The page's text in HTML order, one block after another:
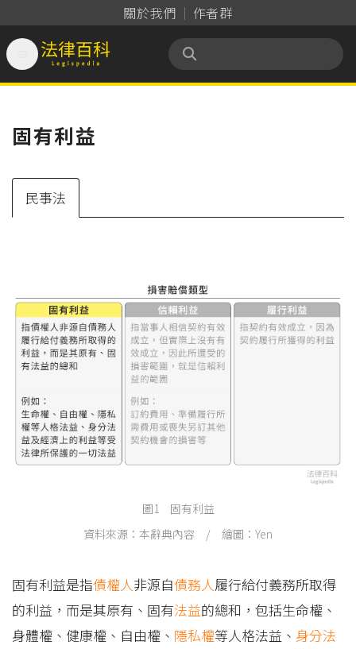
關於我們 作者群
法律百科 Legispedia
固有利益
民事法
圖1 固有利益
資料來源：本辭典內容 / 繪圖：Yen
固有利益是指債權人非源自債務人履行給付義務所取得
的利益，而是其原有、固有法益的總和，包括生命權、
身體權、健康權、自由權、 隱私權等人格法益、 身分法